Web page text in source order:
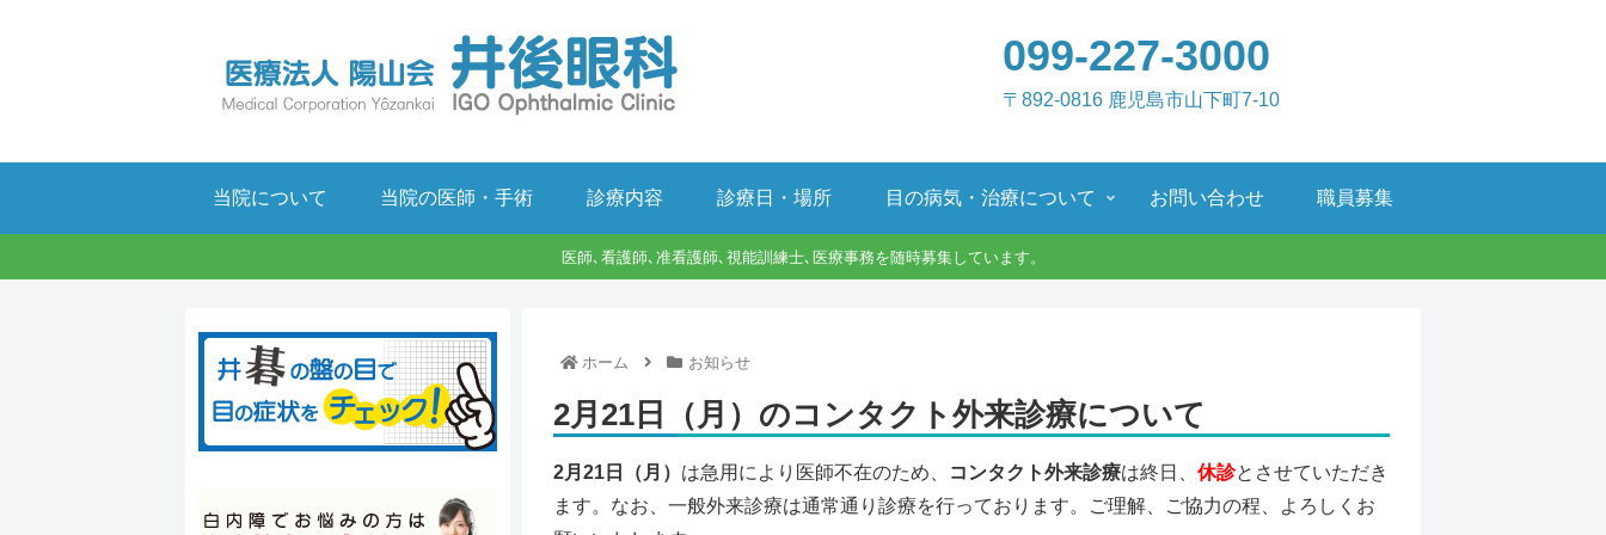
099-227-3000
〒892-0816 鹿児島市山下町7-10
当院について 当院の医師・手術 診療内容 診療日・場所 目の病気・治療について お問い合わせ 職員募集
医師､看護師､准看護師､視能訓練士､医療事務を随時募集しています。
ホーム お知らせ
2月21日（月）のコンタクト外来診療について
2月21日（月） は急用により医師不在のため、 コンタクト外来診療は終日、 休診とさせていただき
ます。なお、一般外来診療は通常通り診療を行っております。ご理解、ご協力の程、よろしくお